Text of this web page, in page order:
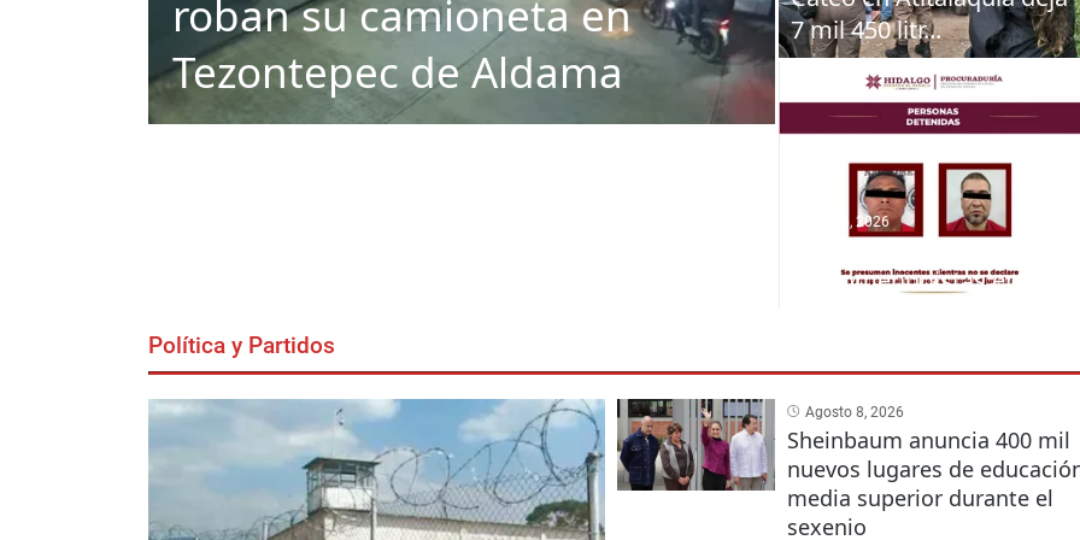
roban su camioneta en
Tezontepec de Aldama
7 mil 450 litr...
Agosto 6, 2026
Caen dos presuntos
narcomenudistas en Hi...
Política y Partidos
Agosto 8, 2026
Sheinbaum anuncia 400 mil
nuevos lugares de
media superior durante el
sexenio